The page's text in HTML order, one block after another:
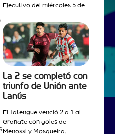
Ejecutivo del miércoles 5 de
La 2 se completó con
triunfo de Unión ante
Lanús
El Tatengue venció 2 a 1 al
Granate con goles de
Menossi y Mosqueira.